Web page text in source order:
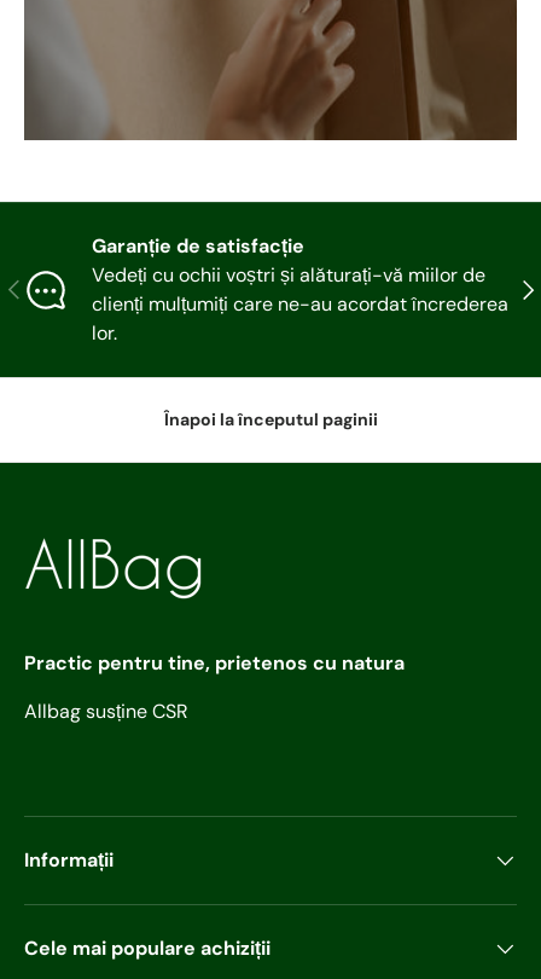
Articolul precedent
Garanție de satisfacție
Vedeți cu ochii voștri și alăturați-vă miilor de
clienți mulțumiți care ne-au acordat încrederea
lor.
Înapoi la începutul paginii
Practic pentru tine, prietenos cu natura
Allbag susține CSR
Informații
Cele mai populare achiziții